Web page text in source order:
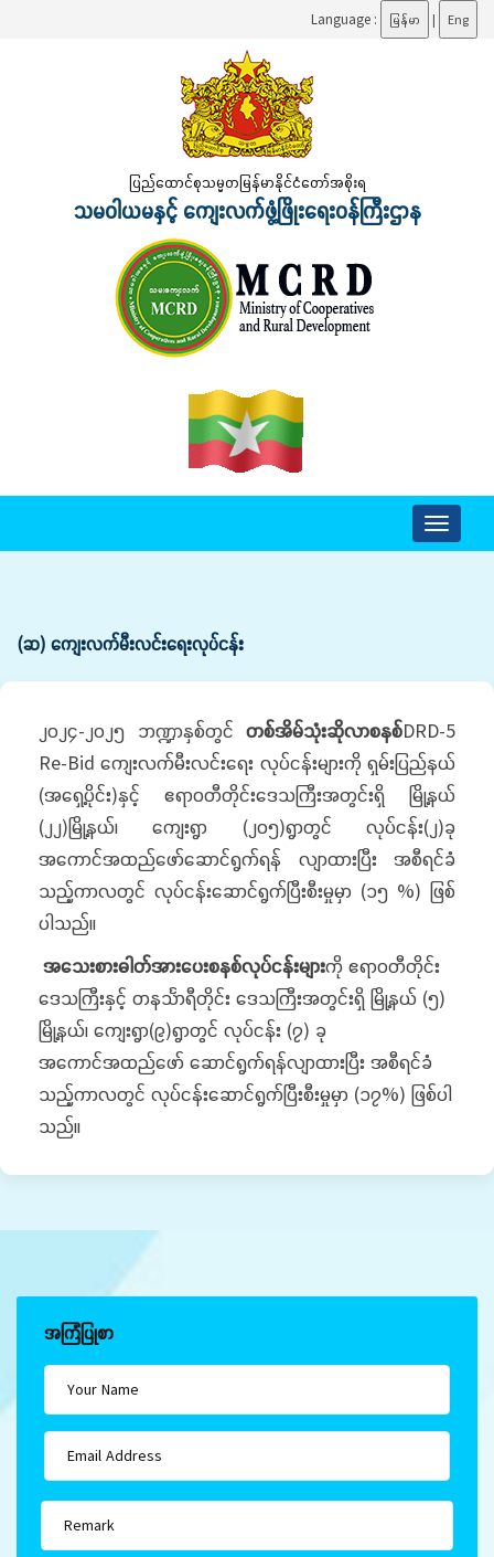
Language : မြန်မာ | Eng
ပြည်ထောင်စုသမ္မတမြန်မာနိုင်ငံတော်အစိုးရ
သမဝါယမနှင့် ကျေးလက်ဖွံ့ဖြိုးရေးဝန်ကြီးဌာန
Toggle
(ဆ) ကျေးလက်မီးလင်းရေးလုပ်ငန်း
၂၀၂၄-၂၀၂၅ ဘဏ္ဍာနှစ်တွင် တစ်အိမ်သုံးဆိုလာစနစ်DRD-5
Re-Bid ကျေးလက်မီးလင်းရေး လုပ်ငန်းများကို ရှမ်းပြည်နယ်
(အရှေ့ပိုင်း)နှင့် ဧရာဝတီတိုင်းဒေသကြီးအတွင်းရှိ မြို့နယ်
(၂၂)မြို့နယ်၊ ကျေးရွာ (၂၀၅)ရွာတွင် လုပ်ငန်း(၂)ခု
အကောင်အထည်ဖော်ဆောင်ရွက်ရန် လျာထားပြီး အစီရင်ခံ
သည့်ကာလတွင် လုပ်ငန်းဆောင်ရွက်ပြီးစီးမှုမှာ (၁၅ %) ဖြစ်
ပါသည်။
အသေးစားဓါတ်အားပေးစနစ်လုပ်ငန်းများကို ဧရာဝတီတိုင်း
ဒေသကြီးနှင့် တနင်္သာရီတိုင်း ဒေသကြီးအတွင်းရှိ မြို့နယ် (၅)
မြို့နယ်၊ ကျေးရွာ(၉)ရွာတွင် လုပ်ငန်း (၇) ခု
အကောင်အထည်ဖော် ဆောင်ရွက်ရန်လျာထားပြီး အစီရင်ခံ
သည့်ကာလတွင် လုပ်ငန်းဆောင်ရွက်ပြီးစီးမှုမှာ (၁၇%) ဖြစ်ပါ
သည်။
အကြံပြုစာ